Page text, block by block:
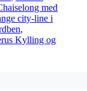
med
city-line i
,
Kylling og